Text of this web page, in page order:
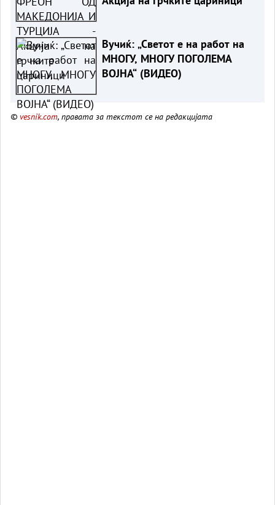
Вучиќ: „Светот е на работ на
МНОГУ, МНОГУ ПОГОЛЕМА
ВОЈНА“ (ВИДЕО)
© vesnik.com, правата за текстот се на редакцијата